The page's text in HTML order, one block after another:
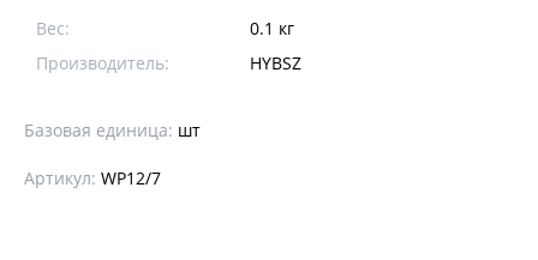
Вес:
0.1 кг
Производитель:
HYBSZ
Базовая единица: шт
Артикул: WP12/7